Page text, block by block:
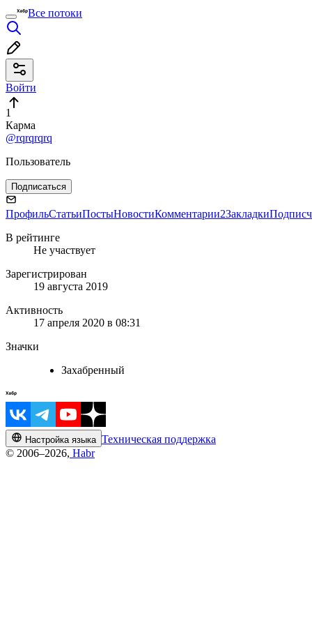
Все потоки
Войти
1
Карма
@rqrqrqrq
Пользователь
Подписаться
ПрофильСтатьиПостыНовостиКомментарии2Закладки
В рейтинге
Не участвует
Зарегистрирован
19 августа 2019
Активность
17 апреля 2020 в 08:31
Значки
Захабренный
Настройка языка Техническая поддержка
© 2006–2026, Habr